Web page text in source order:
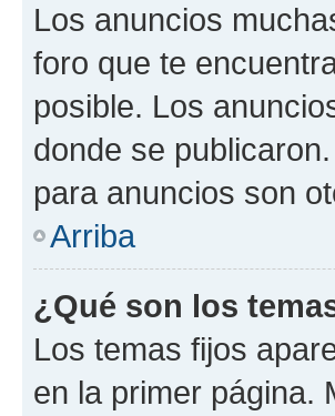
Los anuncios
foro que te
posible. Los
donde se
para anuncios son
Arriba
¿Qué son los
Los temas fijos
en la primer página.